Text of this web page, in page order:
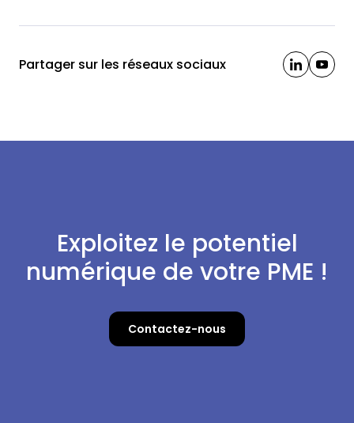
Partager sur les réseaux sociaux
Exploitez le potentiel
numérique de votre PME !
Contactez-nous